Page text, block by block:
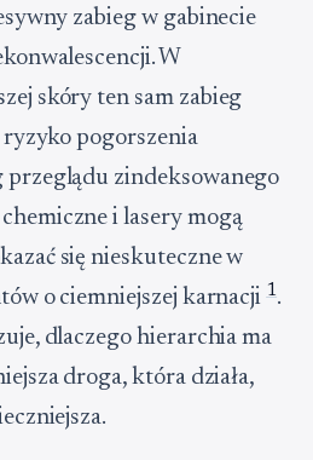
zabieg w gabinecie
W
skóry ten sam zabieg
ryzyko pogorszenia
przeglądu zindeksowanego
i lasery mogą
się nieskuteczne w
o ciemniejszej karnacji1.
dlaczego hierarchia ma
droga, która działa,